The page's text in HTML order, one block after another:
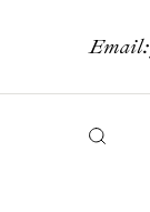
Email: